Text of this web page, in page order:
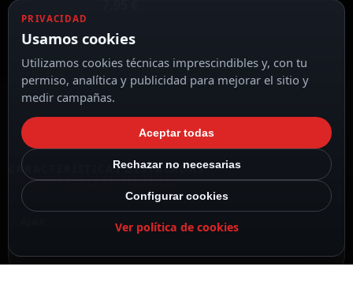
7,95€
CARACTERÍSTICAS DESTACADAS
VER TODAS LAS CARACTERÍSTICAS
PRIVACIDAD
Usamos cookies
Utilizamos cookies técnicas imprescindibles y, con tu
permiso, analítica y publicidad para mejorar el sitio y
medir campañas.
Aceptar todas
Rechazar no necesarias
Configurar cookies
Ver política de cookies